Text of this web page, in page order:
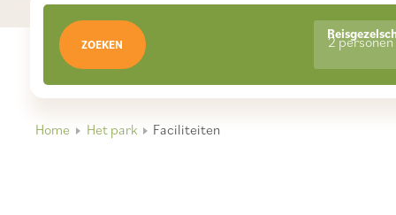
2 personen
ZOEKEN
Home Het park Faciliteiten